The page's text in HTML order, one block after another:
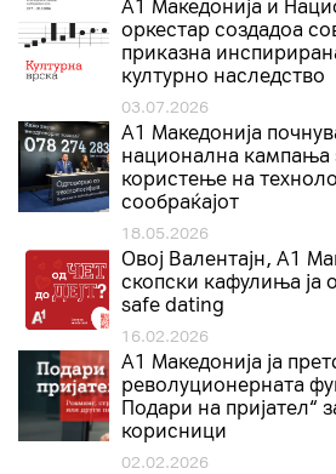
А1 Македонија и
оркестар создадоа
приказна
културно наследство
03.07.2026
A1 Македонија
национална кампања
користење на
сообраќајот
18.05.2026
Овој Валентајн, A1
скопски кафулиња ја
safe dating
16.02.2026
А1 Македонија ја
револуционерната
Подари на пријател“
корисници
02.02.2026